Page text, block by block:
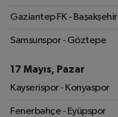
Gaziantep FK - Başakşehir
Samsunspor - Göztepe
17 Mayıs, Pazar
Kayserispor - Konyaspor
Fenerbahçe - Eyüpspor